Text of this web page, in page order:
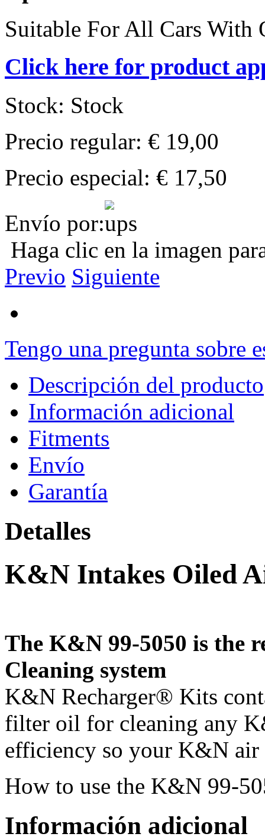
Suitable For All Cars With
Click here for product
Stock: Stock
Precio regular: € 19,00
Precio especial: € 17,50
Envío por:
Haga clic en la imagen
Previo Siguiente
Tengo una pregunta sobre
Descripción del producto
Información adicional
Fitments
Envío
Garantía
Detalles
K&N Intakes Oiled
The K&N 99-5050 is the
Cleaning system
K&N Recharger® Kits
filter oil for cleaning any
efficiency so your K&N
How to use the K&N 99-
Información adicional